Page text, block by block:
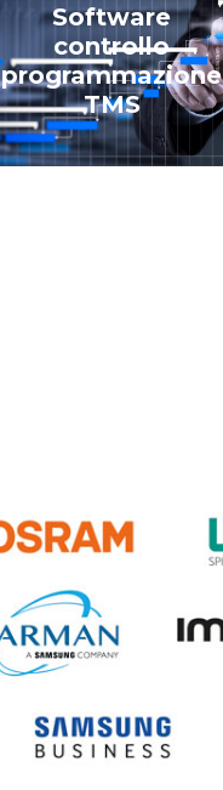
Software
controllo
programmazione
TMS